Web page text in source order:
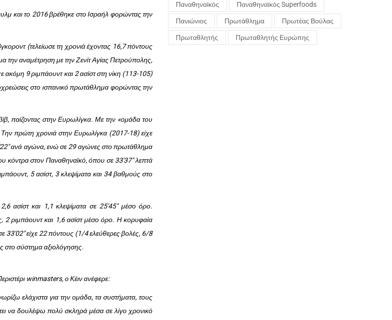
και το 2016 βρέθηκε στο Ισραήλ φορώντας την
(τελείωσε τη χρονιά έχοντας 16,7 πόντους
την αναμέτρηση με την Ζενίτ Αγίας Πετρούπολης,
9 ριμπάουντ και 2 ασίστ στη νίκη (113-105)
στο ισπανικό πρωτάθλημα φορώντας την
παίζοντας στην Ευρωλίγκα. Με την «ομάδα του
πρώτη χρονιά στην Ευρωλίγκα (2017-18) είχε
ανά αγώνα, ενώ σε 29 αγώνες στο πρωτάθλημα
κόντρα στον Παναθηναϊκό, όπου σε 33'37" λεπτά
5 ασίστ, 3 κλεψίματα και 34 βαθμούς στο
ασίστ και 1,1 κλεψίματα σε 25'45" μέσο όρο.
ριμπάουντ και 1,6 ασίστ μέσο όρο. Η κορυφαία
33'02" είχε 22 πόντους (1/4 ελεύθερες βολές, 6/8
στο σύστημα αξιολόγησης.
winmasters, ο Κέιν ανέφερε:
ελάχιστα για την ομάδα, τα συστήματα, τους
να δουλέψω πολύ σκληρά μέσα σε λίγο χρονικό
Παναθηναϊκός Παναθηναϊκός Superfoods
Πανιώνιος Πρωτάθλημα Πρωτέας Βούλας
Πρωταθλητής Πρωταθλητής Ευρώπης